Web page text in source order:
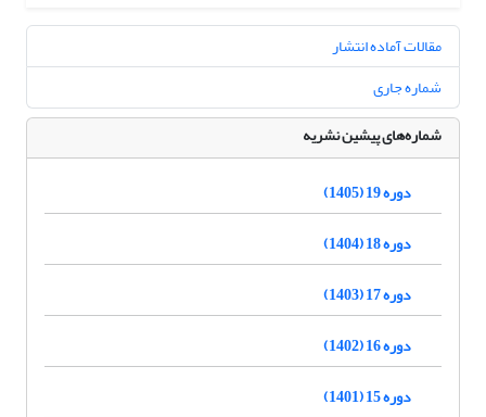
مقالات آماده انتشار
شماره جاری
شماره‌های پیشین نشریه
دوره 19 (1405)
دوره 18 (1404)
دوره 17 (1403)
دوره 16 (1402)
دوره 15 (1401)